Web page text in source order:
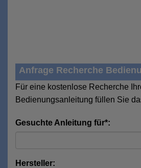
Anfrage Recherche
Für eine kostenlose Recherche
Bedienungsanleitung füllen Sie
Gesuchte Anleitung für*:
Hersteller: